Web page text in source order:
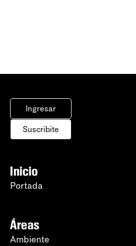
Ingresar
Suscribite
Inicio
Portada
Áreas
Ambiente